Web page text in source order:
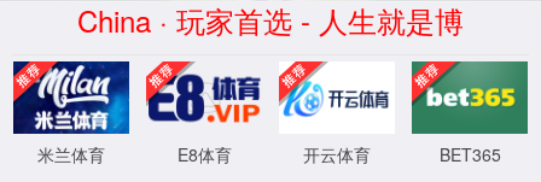
2026买世界杯赛事网站(中国